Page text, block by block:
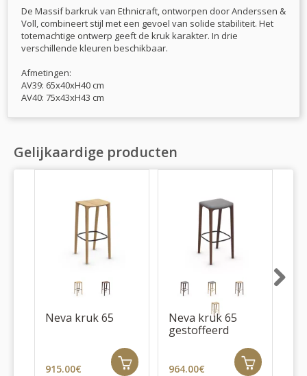
De Massif barkruk van Ethnicraft, ontworpen door Anderssen &
Voll, combineert stijl met een gevoel van solide stabiliteit. Het
totemachtige ontwerp geeft de kruk karakter. In drie
verschillende kleuren beschikbaar.
Afmetingen:
AV39: 65x40xH40 cm
AV40: 75x43xH43 cm
Gelijkaardige producten
Neva kruk 65
915.00€
Neva kruk 65
gestoffeerd
964.00€